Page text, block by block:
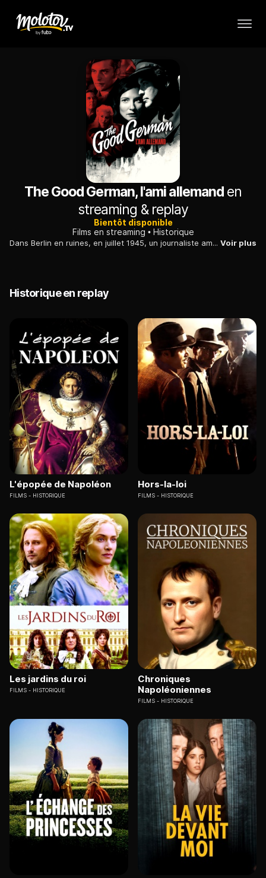
The Good German, l'ami allemand en
streaming & replay
Bientôt disponible
Films en streaming
Historique
Dans Berlin en ruines, en juillet 1945, un journaliste américain enquête sur un meurtre qui met en cause son chauffeur et son ancienne maîtresse. Voir plus
Historique en replay
L'épopée de Napoléon
FILMS HISTORIQUE
Hors-la-loi
FILMS HISTORIQUE
Les jardins du roi
FILMS HISTORIQUE
Chroniques
Napoléoniennes
FILMS HISTORIQUE